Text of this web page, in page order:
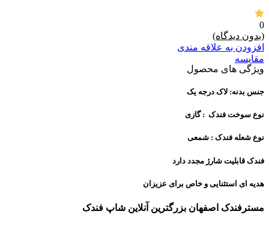
0
(بدون دیدگاه)
افزودن به علاقه مندی
مقايسه
ویژگی های محصول
جنس بدنه: لاک درجه یک
نوع سوخت فندک : گازی
نوع شعله فندک : شمعی
فندک قابلیت شارژ مجدد دارد
هدیه ای استثنایی و خاص برای عزیزان
مسترفندک اصفهان بزرگترین آنلاین شاپ فندک